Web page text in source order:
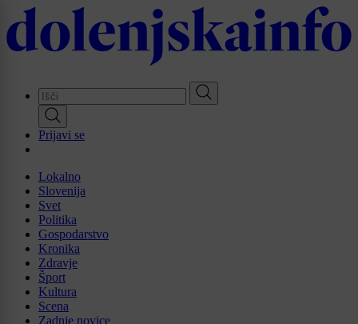
Skip
to
main
Prijavi se
Lokalno
Slovenija
Svet
Politika
Gospodarstvo
Kronika
Zdravje
Šport
Kultura
Scena
Zadnje novice